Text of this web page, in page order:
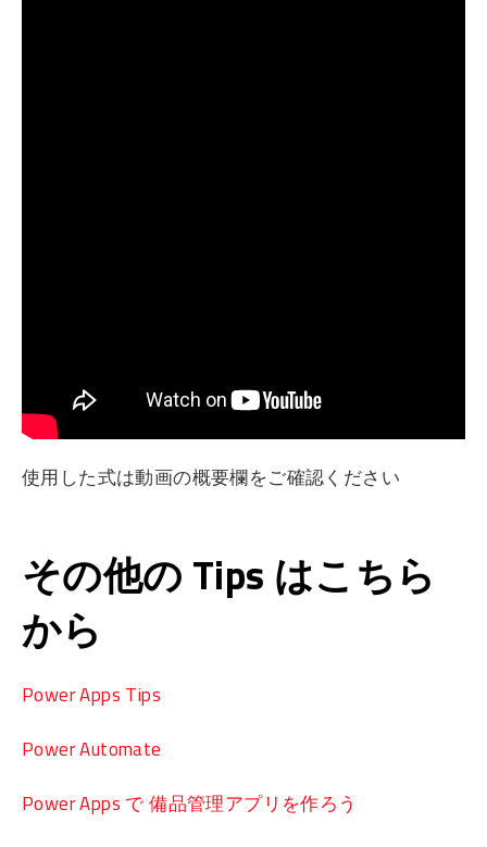
使用した式は動画の概要欄をご確認ください
その他の Tips はこちら
から
Power Apps Tips
Power Automate
Power Apps で 備品管理アプリを作ろう